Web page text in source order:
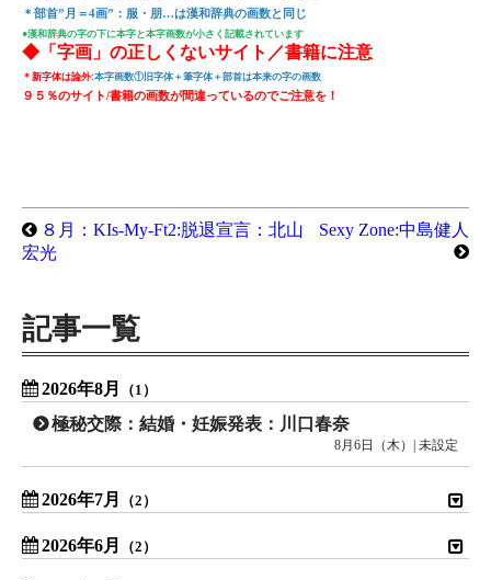
＊部首”月＝4画”：服・朋…は漢和辞典の画数と同じ
●漢和辞典の字の下に本字と本字画数が小さく記載されています
◆「字画」の正しくないサイト／書籍に注意
＊新字体は論外:本字画数①旧字体＋筆字体＋部首は本来の字の画数
９５％のサイト/書籍の画数が間違っているのでご注意を！
８月：KIs-My-Ft2:脱退宣言：北山
宏光
Sexy Zone:中島健人
記事一覧
2026年8月 （1）
極秘交際：結婚・妊娠発表：川口春奈
8月6日（木）| 未設定
2026年7月 （2）
2026年6月 （2）